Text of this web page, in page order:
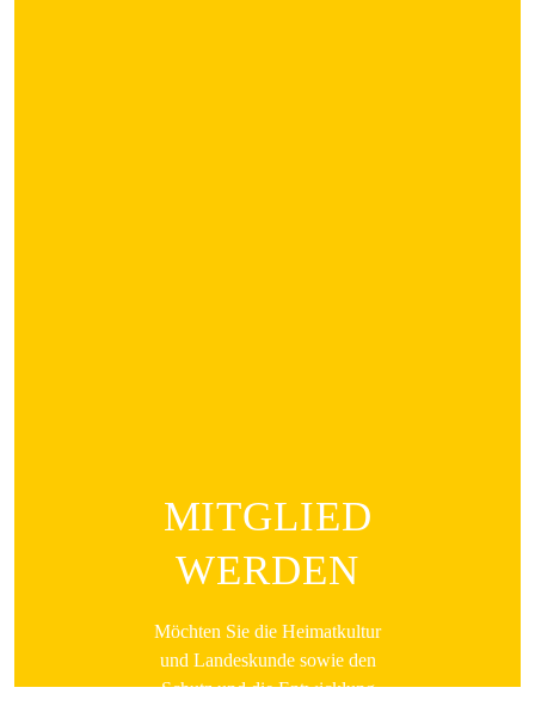
MITGLIED
WERDEN
Möchten Sie die Heimatkultur
und Landeskunde sowie den
Schutz und die Entwicklung